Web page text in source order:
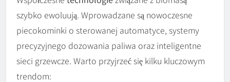
szybko ewoluują. Wprowadzane są nowoczesne
piecokominki o sterowanej automatyce, systemy
precyzyjnego dozowania paliwa oraz inteligentne
sieci grzewcze. Warto przyjrzeć się kilku kluczowym
trendom: